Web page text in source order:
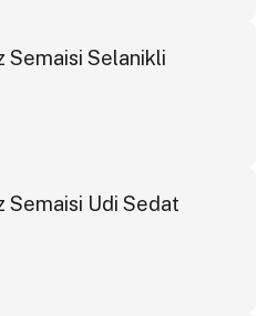
Semaisi Selanikli
Semaisi Udi Sedat